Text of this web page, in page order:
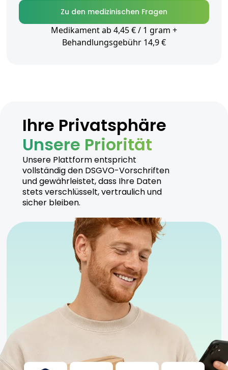
Zu den medizinischen Fragen
Medikament ab 4,45 € / 1 gram +
Behandlungsgebühr 14,9 €
Ihre Privatsphäre
Unsere Priorität
Unsere Plattform entspricht
vollständig den DSGVO-Vorschriften
und gewährleistet, dass Ihre Daten
stets verschlüsselt, vertraulich und
sicher bleiben.